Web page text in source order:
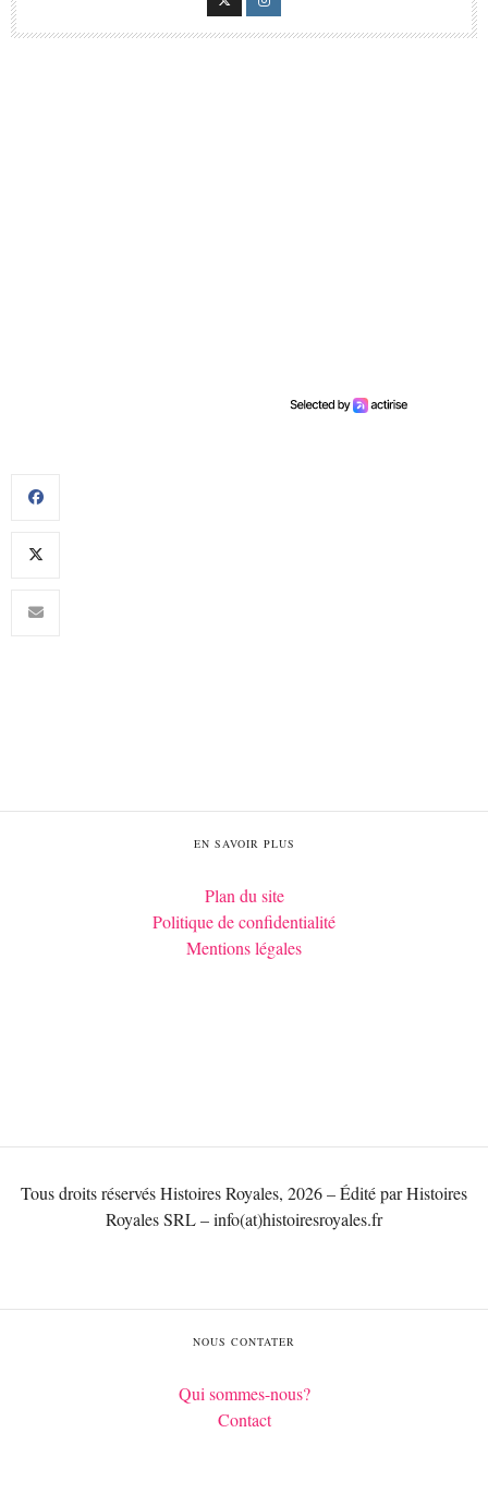
EN SAVOIR PLUS
Plan du site
Politique de confidentialité
Mentions légales
Tous droits réservés Histoires Royales, 2026 – Édité par Histoires
Royales SRL – info(at)histoiresroyales.fr
NOUS CONTATER
Qui sommes-nous?
Contact